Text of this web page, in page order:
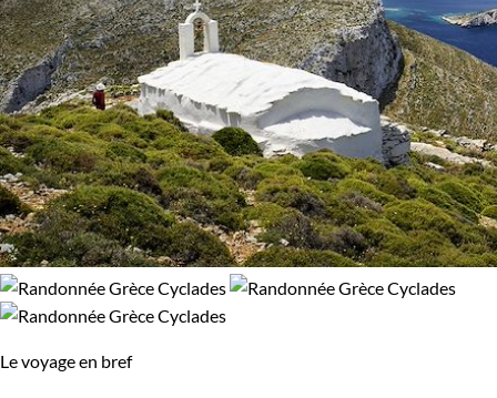
Le voyage en bref